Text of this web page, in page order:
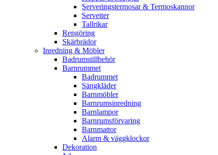
Serveringstermosar & Termoskannor
Servetter
Tallrikar
Rengöring
Skärbrädor
Inredning & Möbler
Badrumstillbehör
Barnrummet
Badrummet
Sängkläder
Barnmöbler
Barnrumsinredning
Barnlampor
Barnrumsförvaring
Barnmattor
Alarm & väggklockor
Dekoration